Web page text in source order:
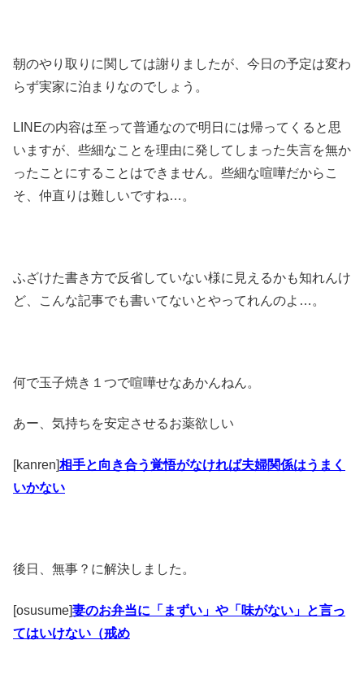
朝のやり取りに関しては謝りましたが、今日の予定は変わ
らず実家に泊まりなのでしょう。
LINEの内容は至って普通なので明日には帰ってくると思
いますが、些細なことを理由に発してしまった失言を無か
ったことにすることはできません。些細な喧嘩だからこ
そ、仲直りは難しいですね…。
ふざけた書き方で反省していない様に見えるかも知れんけ
ど、こんな記事でも書いてないとやってれんのよ…。
何で玉子焼き１つで喧嘩せなあかんねん。
あー、気持ちを安定させるお薬欲しい
[kanren]相手と向き合う覚悟がなければ夫婦関係はうまく
いかない
後日、無事？に解決しました。
[osusume]妻のお弁当に「まずい」や「味がない」と言っ
てはいけない（戒め